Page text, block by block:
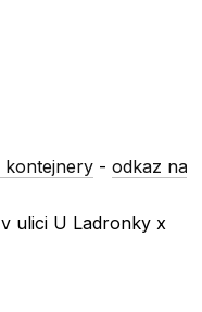
kontejnery -odkaz na
ulici U Ladronky x